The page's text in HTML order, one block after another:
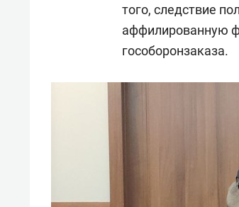
того, следствие
аффилированную
гособоронзаказа.